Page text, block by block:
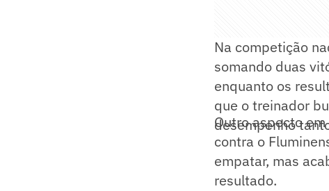
Na competição
somando duas
enquanto os
que o treinador
desempenho
Outro aspecto
contra o
empatar, mas
resultado.